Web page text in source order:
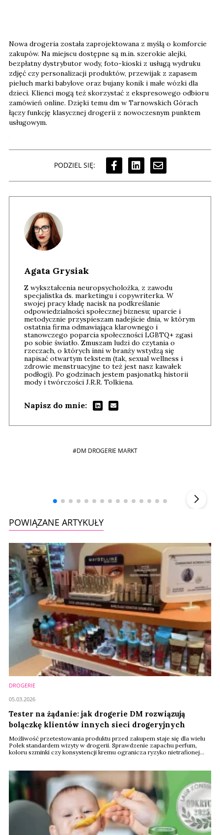
Nowa drogeria została zaprojektowana z myślą o komforcie
zakupów. Na miejscu dostępne są m.in. szerokie alejki,
bezpłatny dystrybutor wody, foto-kioski z usługą wydruku
zdjęć czy personalizacji produktów, przewijak z zapasem
pieluch marki babylove oraz bujany konik i małe wózki dla
dzieci. Klienci mogą też skorzystać z ekspresowego odbioru
zamówień online. Dzięki temu dm w Tarnowskich Górach
łączy funkcję klasycznej drogerii z nowoczesnym punktem
usługowym.
PODZIEL SIĘ:
Agata Grysiak
Z wykształcenia neuropsycholożka, z zawodu
specjalistka ds. marketingu i copywriterka. W
swojej pracy kładę nacisk na podkreślanie
odpowiedzialności społecznej biznesu; uparcie i
metodycznie przyspieszam nadejście dnia, w którym
ostatnia firma odmawiająca klarownego i
stanowczego poparcia społeczności LGBTQ+ zgasi
po sobie światło. Zmuszam ludzi do czytania o
rzeczach, o których inni w branży wstydzą się
napisać otwartym tekstem (tak, sexual wellness i
zdrowie menstruacyjne to też jest nasz kawałek
podłogi). Po godzinach jestem pasjonatką historii
mody i twórczości J.R.R. Tolkiena.
Napisz do mnie:
#DM DROGERIE MARKT
POWIĄZANE ARTYKUŁY
DROGERIE
Tester na żądanie: jak drogerie DM rozwiązują
bolączkę klientów innych sieci drogeryjnych
Możliwość przetestowania produktu przed zakupem staje się dla wielu
Polek standardem wizyty w drogerii. Sprawdzenie zapachu perfum,
koloru szminki czy konsystencji kremu ogranicza ryzyko nietrafionej
wyróżniają się drogerie DM Drogerie Markt, które prowadzą w Polsce
około 75 sklepów i deklarują, ...
05.03.2026